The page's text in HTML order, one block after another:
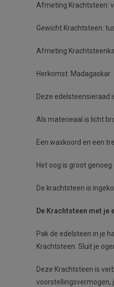
Afmeting Krachtsteen:
Gewicht Krachtsteen:
Afmeting
Herkomst: Madagaskar.
Deze edelsteensieraad
Als materieaal is licht
Een waxkoord en een
Het oog is groot
De krachtsteen is
De Krachtsteen met
Pak de edelsteen in je
Krachtsteen. Sluit je
Deze Krachtsteen is
voorstellingsvermogen,